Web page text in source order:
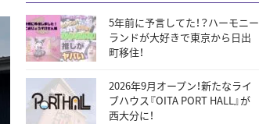
5年前に予言してた！？ハーモニー
ランドが大好きで東京から日出
町移住！
2026年9月オープン！新たなライ
ブハウス『OITA PORT HALL』が
西大分に！